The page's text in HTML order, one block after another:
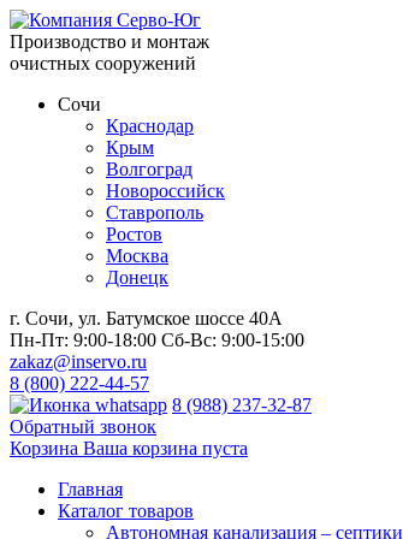
Производство и монтаж
очистных сооружений
Сочи
Краснодар
Крым
Волгоград
Новороссийск
Ставрополь
Ростов
Москва
Донецк
г. Сочи, ул. Батумское шоссе 40А
Пн-Пт: 9:00-18:00 Сб-Вс: 9:00-15:00
zakaz@inservo.ru
8 (800) 222-44-57
8 (988) 237-32-87
Обратный звонок
Корзина Ваша корзина пуста
Главная
Каталог товаров
Автономная канализация – септики